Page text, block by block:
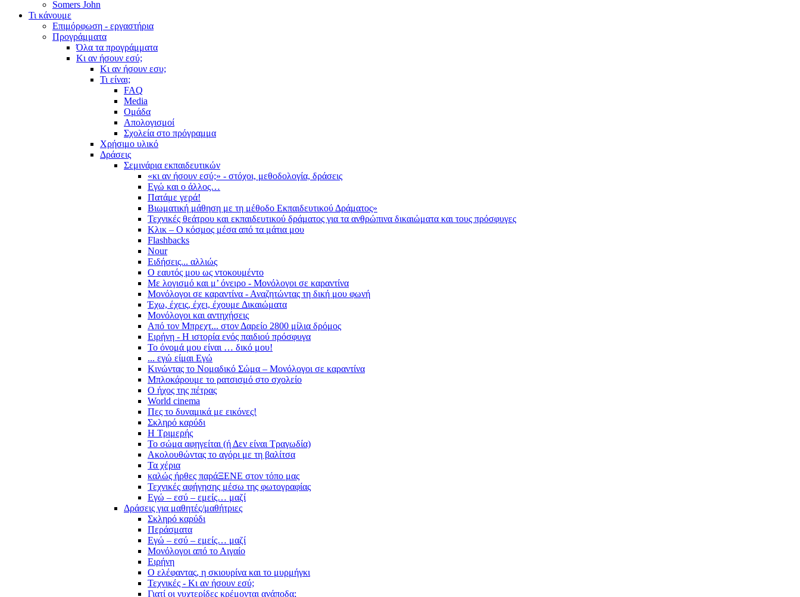
Somers John
Τι κάνουμε
Επιμόρφωση - εργαστήρια
Προγράμματα
Όλα τα προγράμματα
Κι αν ήσουν εσύ;
Κι αν ήσουν εσυ;
Τι είναι;
FAQ
Media
Ομάδα
Απολογισμοί
Σχολεία στο πρόγραμμα
Χρήσιμο υλικό
Δράσεις
Σεμινάρια εκπαιδευτικών
«κι αν ήσουν εσύ;» - στόχοι, μεθοδολογία, δράσεις
Εγώ και ο άλλος…
Πατάμε γερά!
Βιωματική μάθηση με τη μέθοδο Εκπαιδευτικού Δράματος»
Τεχνικές θεάτρου και εκπαιδευτικού δράματος για τα ανθρώπινα δικαιώματα και τους πρόσφυγες
Κλικ – Ο κόσμος μέσα από τα μάτια μου
Flashbacks
Nour
Ειδήσεις... αλλιώς
Ο εαυτός μου ως ντοκουμέντο
Με λογισμό και μ’ όνειρο - Μονόλογοι σε καραντίνα
Μονόλογοι σε καραντίνα - Αναζητώντας τη δική μου φωνή
Έχω, έχεις, έχει, έχουμε Δικαιώματα
Μονόλογοι και αντηχήσεις
Από τον Μπρεχτ... στον Δαρείο 2800 μίλια δρόμος
Ειρήνη - Η ιστορία ενός παιδιού πρόσφυγα
Το όνομά μου είναι … δικό μου!
... εγώ είμαι Εγώ
Κινώντας το Νομαδικό Σώμα – Μονόλογοι σε καραντίνα
Μπλοκάρουμε το ρατσισμό στο σχολείο
Ο ήχος της πέτρας
World cinema
Πες το δυναμικά με εικόνες!
Σκληρό καρύδι
Η Τριμερής
Το σώμα αφηγείται (ή Δεν είναι Τραγωδία)
Ακολουθώντας το αγόρι με τη βαλίτσα
Τα χέρια
καλώς ήρθες παράΞΕΝΕ στον τόπο μας
Τεχνικές αφήγησης μέσω της φωτογραφίας
Εγώ – εσύ – εμείς… μαζί
Δράσεις για μαθητές/μαθήτριες
Σκληρό καρύδι
Περάσματα
Εγώ – εσύ – εμείς… μαζί
Μονόλογοι από το Αιγαίο
Ειρήνη
Ο ελέφαντας, η σκιουρίνα και το μυρμήγκι
Τεχνικές - Κι αν ήσουν εσύ;
Γιατί οι νυχτερίδες κρέμονται ανάποδα;